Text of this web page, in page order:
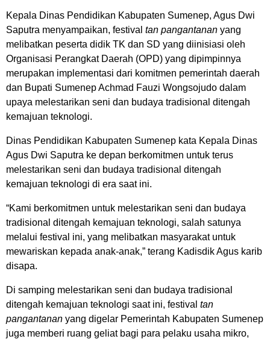
Kepala Dinas Pendidikan Kabupaten Sumenep, Agus Dwi
Saputra menyampaikan, festival tan pangantanan yang
melibatkan peserta didik TK dan SD yang diinisiasi oleh
Organisasi Perangkat Daerah (OPD) yang dipimpinnya
merupakan implementasi dari komitmen pemerintah daerah
dan Bupati Sumenep Achmad Fauzi Wongsojudo dalam
upaya melestarikan seni dan budaya tradisional ditengah
kemajuan teknologi.
Dinas Pendidikan Kabupaten Sumenep kata Kepala Dinas
Agus Dwi Saputra ke depan berkomitmen untuk terus
melestarikan seni dan budaya tradisional ditengah
kemajuan teknologi di era saat ini.
“Kami berkomitmen untuk melestarikan seni dan budaya
tradisional ditengah kemajuan teknologi, salah satunya
melalui festival ini, yang melibatkan masyarakat untuk
mewariskan kepada anak-anak,” terang Kadisdik Agus karib
disapa.
Di samping melestarikan seni dan budaya tradisional
ditengah kemajuan teknologi saat ini, festival tan
pangantanan yang digelar Pemerintah Kabupaten Sumenep
juga memberi ruang geliat bagi para pelaku usaha mikro,